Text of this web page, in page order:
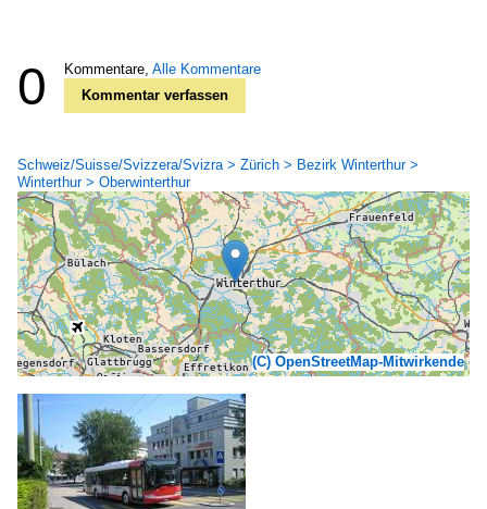
0 Kommentare, Alle Kommentare
Kommentar verfassen
Schweiz/Suisse/Svizzera/Svizra > Zürich > Bezirk Winterthur >
Winterthur > Oberwinterthur
(C) OpenStreetMap-Mitwirkende